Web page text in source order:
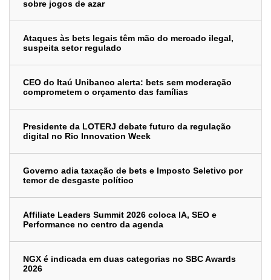
sobre jogos de azar
Ataques às bets legais têm mão do mercado ilegal,
suspeita setor regulado
CEO do Itaú Unibanco alerta: bets sem moderação
comprometem o orçamento das famílias
Presidente da LOTERJ debate futuro da regulação
digital no Rio Innovation Week
Governo adia taxação de bets e Imposto Seletivo por
temor de desgaste político
Affiliate Leaders Summit 2026 coloca IA, SEO e
Performance no centro da agenda
NGX é indicada em duas categorias no SBC Awards
2026